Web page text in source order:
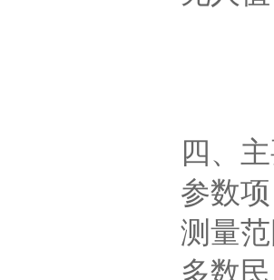
四、
参数
测量
多数